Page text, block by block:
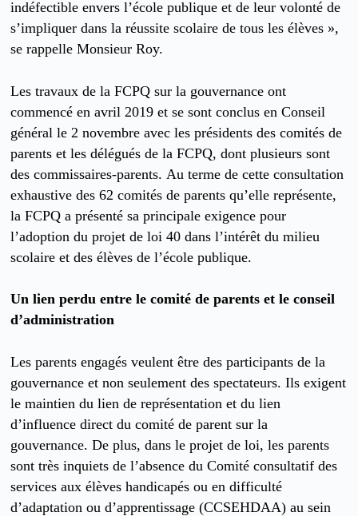
indéfectible envers l’école publique et de leur volonté de
s’impliquer dans la réussite scolaire de tous les élèves »,
se rappelle Monsieur Roy.
Les travaux de la FCPQ sur la gouvernance ont
commencé en avril 2019 et se sont conclus en Conseil
général le 2 novembre avec les présidents des comités de
parents et les délégués de la FCPQ, dont plusieurs sont
des commissaires-parents. Au terme de cette consultation
exhaustive des 62 comités de parents qu’elle représente,
la FCPQ a présenté sa principale exigence pour
l’adoption du projet de loi 40 dans l’intérêt du milieu
scolaire et des élèves de l’école publique.
Un lien perdu entre le comité de parents et le conseil
d’administration
Les parents engagés veulent être des participants de la
gouvernance et non seulement des spectateurs. Ils exigent
le maintien du lien de représentation et du lien
d’influence direct du comité de parent sur la
gouvernance. De plus, dans le projet de loi, les parents
sont très inquiets de l’absence du Comité consultatif des
services aux élèves handicapés ou en difficulté
d’adaptation ou d’apprentissage (CCSEHDAA) au sein